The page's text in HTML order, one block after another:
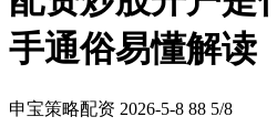
手通俗易懂解读
申宝策略配资 2026-5-8 88 5/8